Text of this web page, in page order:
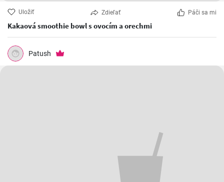
Uložiť Zdieľať Páči sa mi
Kakaová smoothie bowl s ovocím a orechmi
Patush